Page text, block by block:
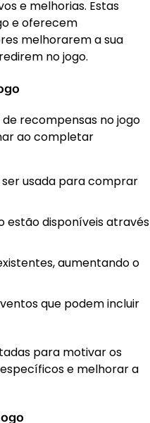
e melhorias. Estas
e oferecem
melhorarem a sua
no jogo.
recompensas no jogo
ao completar
ser usada para comprar
estão disponíveis através
aumentando o
que podem incluir
para motivar os
e melhorar a